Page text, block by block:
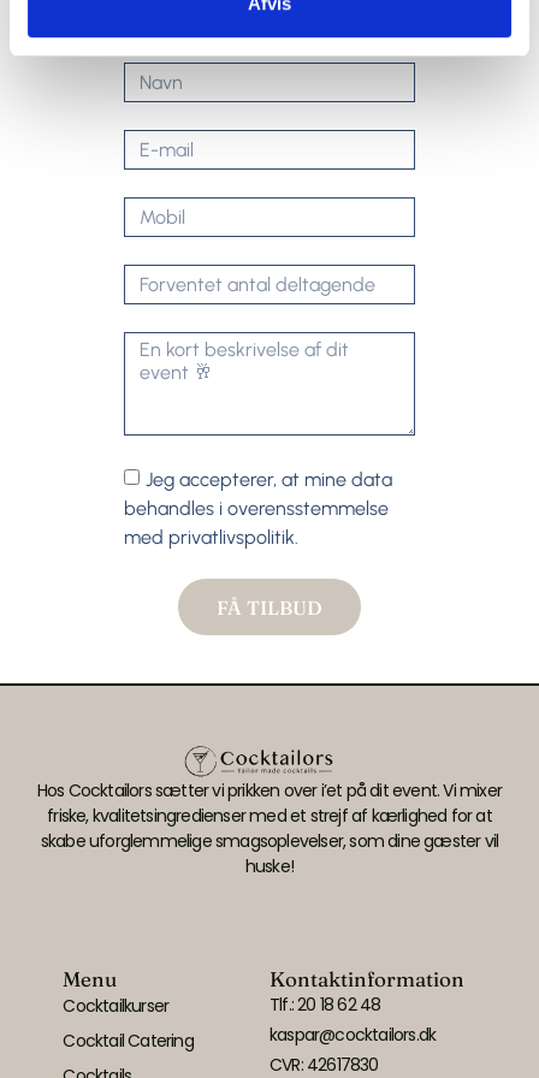
Fortæl os lidt om dit event, så sørger vi for at mixe det
perfekte tilbud til dig!
Jeg accepterer, at mine data
behandles i overensstemmelse
med privatlivspolitik.
FÅ TILBUD
Hos Cocktailors sætter vi prikken over i’et på dit event. Vi mixer
friske, kvalitetsingredienser med et strejf af kærlighed for at
skabe uforglemmelige smagsoplevelser, som dine gæster vil
huske!
Menu
Cocktailkurser
Cocktail Catering
Kontaktinformation
Tlf.: 20 18 62 48
kaspar@cocktailors.dk
CVR: 42617830